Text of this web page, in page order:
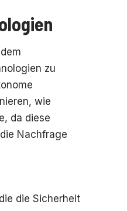
zu
wie
da diese
Nachfrage
die Sicherheit